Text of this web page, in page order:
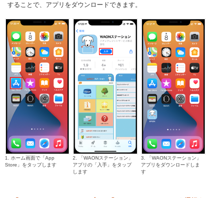
することで、アプリをダウンロードできます。
1. ホーム画面で「App
Store」をタップします
2. 「WAONステーション」
アプリの「入手」をタップ
します
3. 「WAONステーション」
アプリをダウンロードしま
す